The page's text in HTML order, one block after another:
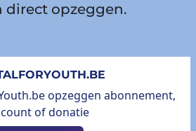
direct opzeggen.